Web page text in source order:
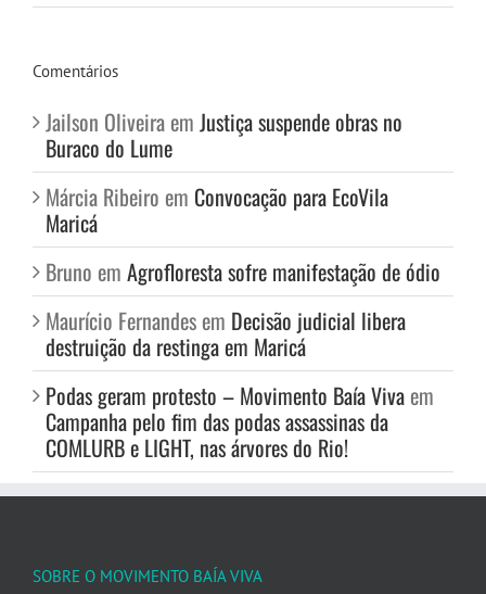
Comentários
Jailson Oliveira em Justiça suspende obras no
Buraco do Lume
Márcia Ribeiro em Convocação para EcoVila
Maricá
Bruno em Agrofloresta sofre manifestação de ódio
Maurício Fernandes em Decisão judicial libera
destruição da restinga em Maricá
Podas geram protesto – Movimento Baía Viva em
Campanha pelo fim das podas assassinas da
COMLURB e LIGHT, nas árvores do Rio!
SOBRE O MOVIMENTO BAÍA VIVA